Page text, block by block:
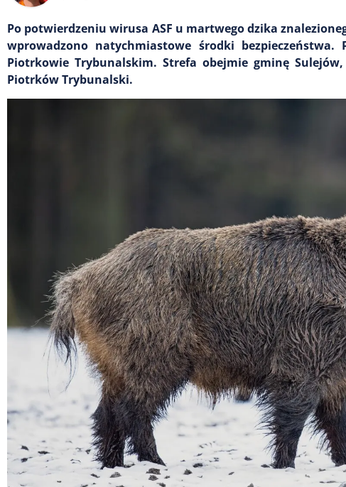
Po potwierdzeniu wirusa ASF u martwego dzika
wprowadzono natychmiastowe środki
Piotrkowie Trybunalskim. Strefa obejmie gminę
Piotrków Trybunalski.